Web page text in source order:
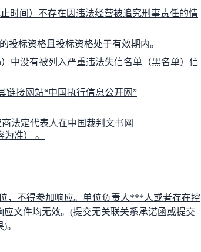
时间） 不存在因违法经营被追究刑事责任的情
投标资格且投标资格处于有效期内。
）中没有被列入严重违法失信名单（黑名单）信
链接网站“中国执行信息公开网”
法定代表人在中国裁判文书网
准） 。
，不得参加响应。单位负责人***人或者存在控
文件均无效。 (提交无关联关系承诺函或提交
。